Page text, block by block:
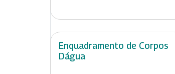
Enquadramento de Corpos
Dágua